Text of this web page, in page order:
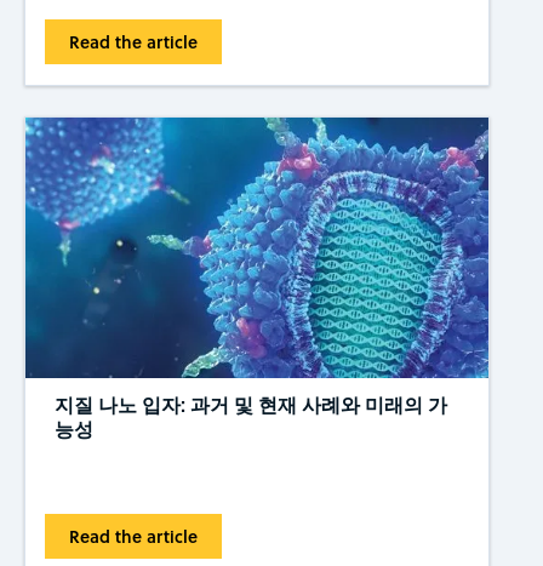
Read the article
지질 나노 입자: 과거 및 현재 사례와 미래의 가
능성
Read the article